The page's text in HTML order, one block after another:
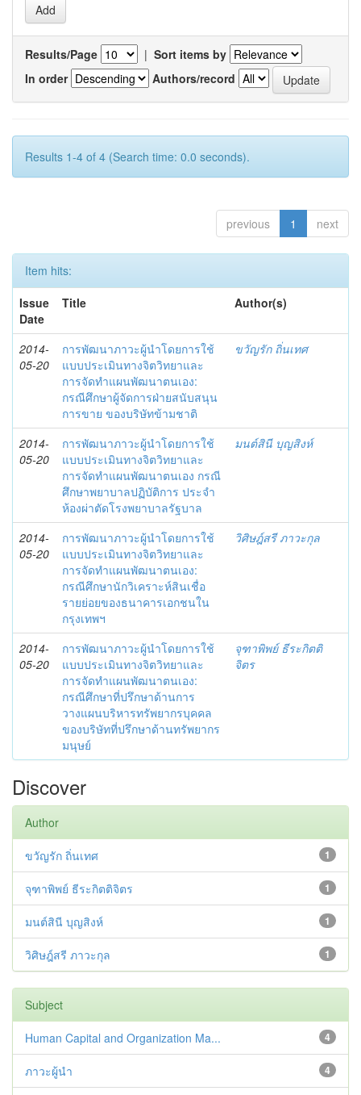
Results/Page | Sort items by
In order
Authors/record
Results 1-4 of 4 (Search time: 0.0 seconds).
previous 1 next
Item hits:
Issue
Date
Title Author(s)
2014-
05-20
การพัฒนาภาวะผู้นำโดยการใช้
แบบประเมินทางจิตวิทยาและ
การจัดทำแผนพัฒนาตนเอง:
กรณีศึกษาผู้จัดการฝ่ายสนับสนุน
การขาย ของบริษัทข้ามชาติ
ขวัญรัก ถิ่นเทศ
2014-
05-20
การพัฒนาภาวะผู้นำโดยการใช้
แบบประเมินทางจิตวิทยาและ
การจัดทำแผนพัฒนาตนเอง กรณี
ศึกษาพยาบาลปฏิบัติการ ประจำ
ห้องผ่าตัดโรงพยาบาลรัฐบาล
มนต์สินี บุญสิงห์
2014-
05-20
การพัฒนาภาวะผู้นำโดยการใช้
แบบประเมินทางจิตวิทยาและ
การจัดทำแผนพัฒนาตนเอง:
กรณีศึกษานักวิเคราะห์สินเชื่อ
รายย่อยของธนาคารเอกชนใน
กรุงเทพฯ
วิศิษฎ์สรี ภาวะกุล
2014-
05-20
การพัฒนาภาวะผู้นำโดยการใช้
แบบประเมินทางจิตวิทยาและ
การจัดทำแผนพัฒนาตนเอง:
กรณีศึกษาที่ปรึกษาด้านการ
วางแผนบริหารทรัพยากรบุคคล
ของบริษัทที่ปรึกษาด้านทรัพยากร
มนุษย์
จุฑาพิพย์ ธีระกิตติ
จิตร
Discover
Author
1
ขวัญรัก ถิ่นเทศ
1
จุฑาพิพย์ ธีระกิตติจิตร
1
มนต์สินี บุญสิงห์
1
วิศิษฎ์สรี ภาวะกุล
Subject
4
Human Capital and Organization Ma...
4
ภาวะผู้นำ